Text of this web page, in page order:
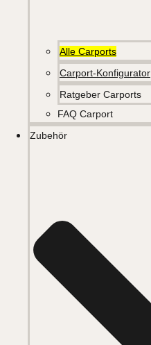
Alle Carports
Carport-Konfigurator
Ratgeber Carports
FAQ Carport
Zubehör